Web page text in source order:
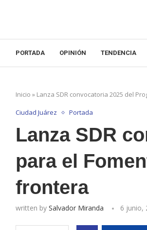
PORTADA OPINIÓN TENDENCIA
Inicio » Lanza SDR convocatoria 2025 del
Ciudad Juárez Portada
Lanza SDR
para el
frontera
written by Salvador Miranda 6 junio,